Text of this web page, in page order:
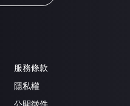
服務條款
隱私權
公開徵件